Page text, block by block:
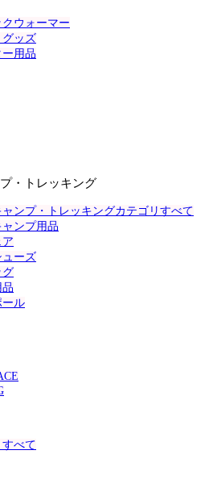
ウォーマー
グッズ
用品
・トレッキング
ンプ・トレッキングカテゴリすべて
ンプ用品
ューズ
グ
ール
べて